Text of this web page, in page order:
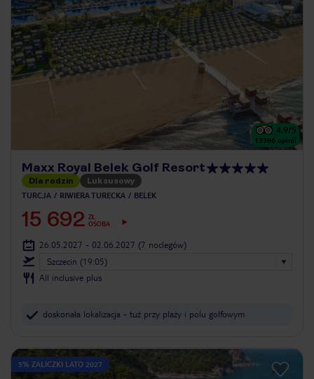
4.9/5
13396 opinii
Maxx Royal Belek Golf Resort
Dla rodzin Luksusowy
TURCJA RIWIERA TURECKA BELEK
15 692 ZŁ
OSOBA
26.05.2027 - 02.06.2027 (7 noclegów)
Szczecin (19:05)
All inclusive plus
doskonała lokalizacja - tuż przy plaży i polu golfowym
5% ZALICZKI LATO 2027